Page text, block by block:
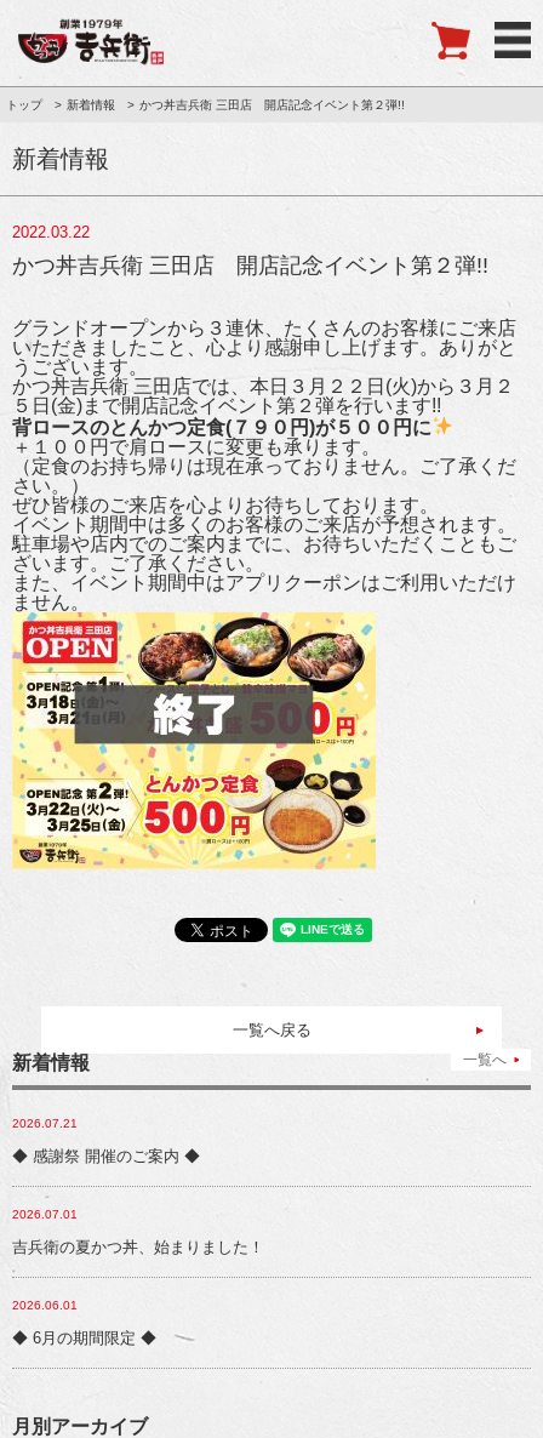
トップ 新着情報 かつ丼吉兵衛 三田店 開店記念イベント第２弾!!
新着情報
2022.03.22
かつ丼吉兵衛 三田店 開店記念イベント第２弾!!
グランドオープンから３連休、たくさんのお客様にご来店
いただきましたこと、心より感謝申し上げます。ありがと
うございます。
かつ丼吉兵衛 三田店では、本日３月２２日(火)から３月２
５日(金)まで開店記念イベント第２弾を行います!!
背ロースのとんかつ定食(７９０円)が５００円に
＋１００円で肩ロースに変更も承ります。
（定食のお持ち帰りは現在承っておりません。ご了承くだ
さい。）
ぜひ皆様のご来店を心よりお待ちしております。
イベント期間中は多くのお客様のご来店が予想されます。
駐車場や店内でのご案内までに、お待ちいただくこともご
ざいます。ご了承ください。
また、イベント期間中はアプリクーポンはご利用いただけ
ません。
一覧へ戻る
新着情報 一覧へ
2026.07.21
◆ 感謝祭 開催のご案内 ◆
2026.07.01
吉兵衛の夏かつ丼、始まりました！
2026.06.01
◆ 6月の期間限定 ◆
月別アーカイブ